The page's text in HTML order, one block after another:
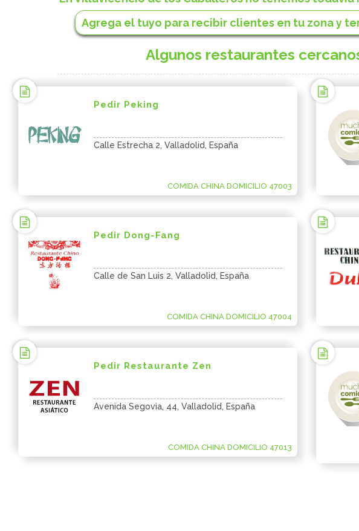
Agrega el tuyo para recibir clientes en tu zona y
Algunos restaurantes
Pedir Peking
Calle Estrecha 2, Valladolid, España
COMIDA CHINA DOMICILIO 47003
Pedir Dong-Fang
Calle de San Luis 2, Valladolid, España
COMIDA CHINA DOMICILIO 47004
Pedir Restaurante Zen
Avenida Segovia, 44, Valladolid, España
COMIDA CHINA DOMICILIO 47013